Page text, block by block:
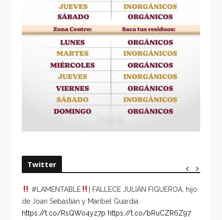
Twitter
#LAMENTABLE
| FALLECE JULIÁN FIGUEROA, hijo
de Joan Sebastián y Maribel Guardia.
https://t.co/RsQWo4yz7p https://t.co/bRuCZR6Z97